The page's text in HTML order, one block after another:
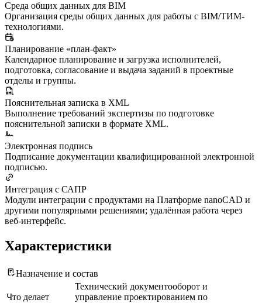
Среда общих данных для BIM
Организация среды общих данных для работы с BIM/ТИМ-
технологиями.
Планирование «план-факт»
Календарное планирование и загрузка исполнителей,
подготовка, согласование и выдача заданий в проектные
отделы и группы.
Пояснительная записка в XML
Выполнение требований экспертизы по подготовке
пояснительной записки в формате XML.
Электронная подпись
Подписание документации квалифицированной электронной
подписью.
Интеграция с САПР
Модули интеграции с продуктами на Платформе nanoCAD и
другими популярными решениями; удалённая работа через
веб-интерфейс.
Характеристики
Назначение и состав
Что делает
Технический документооборот и
управление проектированием по